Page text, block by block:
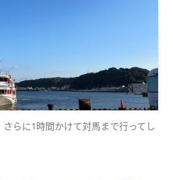
らに1時間かけて対馬まで行ってし